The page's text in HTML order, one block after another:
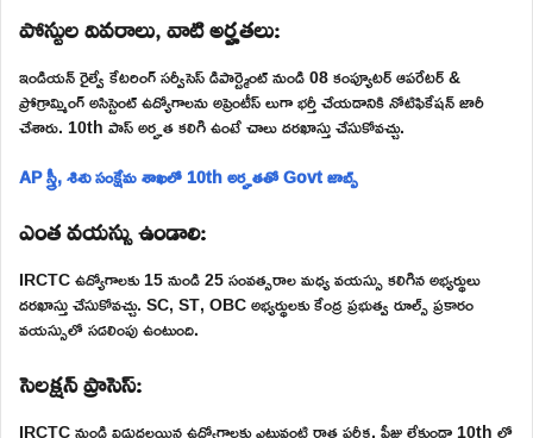
పోస్టుల వివరాలు, వాటి అర్హతలు:
ఇండియన్ రైల్వే కేటరింగ్ సర్వీసెస్ డిపార్ట్మెంట్ నుండి 08 కంప్యూటర్ ఆపరేటర్ &
ప్రోగ్రామ్మింగ్ అసిస్టెంట్ ఉద్యోగాలను అప్రెంటీస్ లుగా భర్తీ చేయడానికి నోటిఫికేషన్ జారీ
చేశారు. 10th పాస్ అర్హత కలిగి ఉంటే చాలు దరఖాస్తు చేసుకోవచ్చు.
AP స్త్రీ, శిశు సంక్షేమ శాఖలో 10th అర్హతతో Govt జాబ్స్
ఎంత వయస్సు ఉండాలి:
IRCTC ఉద్యోగాలకు 15 నుండి 25 సంవత్సరాల మధ్య వయస్సు కలిగిన అభ్యర్థులు
దరఖాస్తు చేసుకోవచ్చు. SC, ST, OBC అభ్యర్థులకు కేంద్ర ప్రభుత్వ రూల్స్ ప్రకారం
వయస్సులో సడలింపు ఉంటుంది.
సెలక్షన్ ప్రాసెస్: